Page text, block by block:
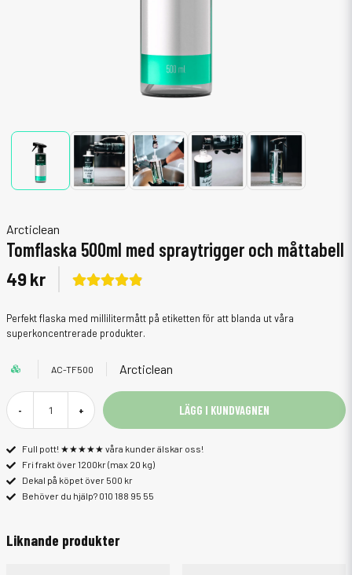
Arcticlean
Tomflaska 500ml med spraytrigger och måttabell
49 kr
Perfekt flaska med millilitermått på etiketten för att blanda ut våra
superkoncentrerade produkter.
AC-TF500 Arcticlean
- + LÄGG I KUNDVAGNEN
Full pott! ★★★★★ våra kunder älskar oss!
Fri frakt över 1200kr (max 20 kg)
Dekal på köpet över 500 kr
Behöver du hjälp? 010 188 95 55
Liknande produkter